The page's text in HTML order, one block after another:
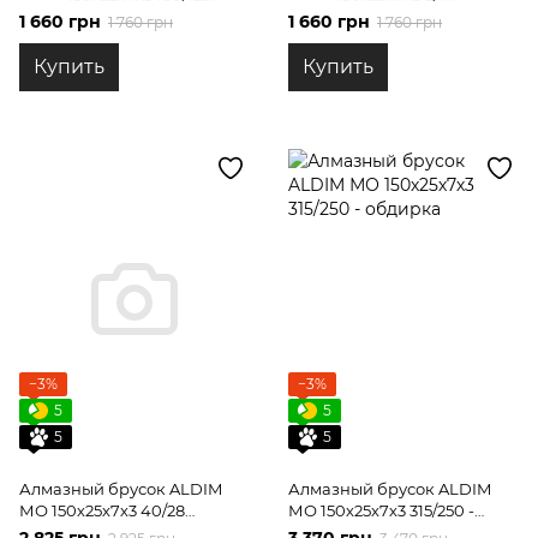
черновая заточка
1 660 грн 1 760 грн
Купить
полирование
1 660 грн 1 760 грн
Купить
−3%
5
5
Алмазный брусок ALDIM
МО 150х25х7х3 40/28
чистовая заточка
−3%
5
5
Алмазный брусок ALDIM
МО 150х25х7х3 315/250 -
обдирка